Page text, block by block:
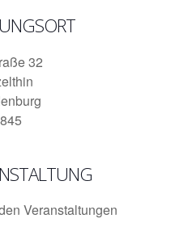
32
Veranstaltungen